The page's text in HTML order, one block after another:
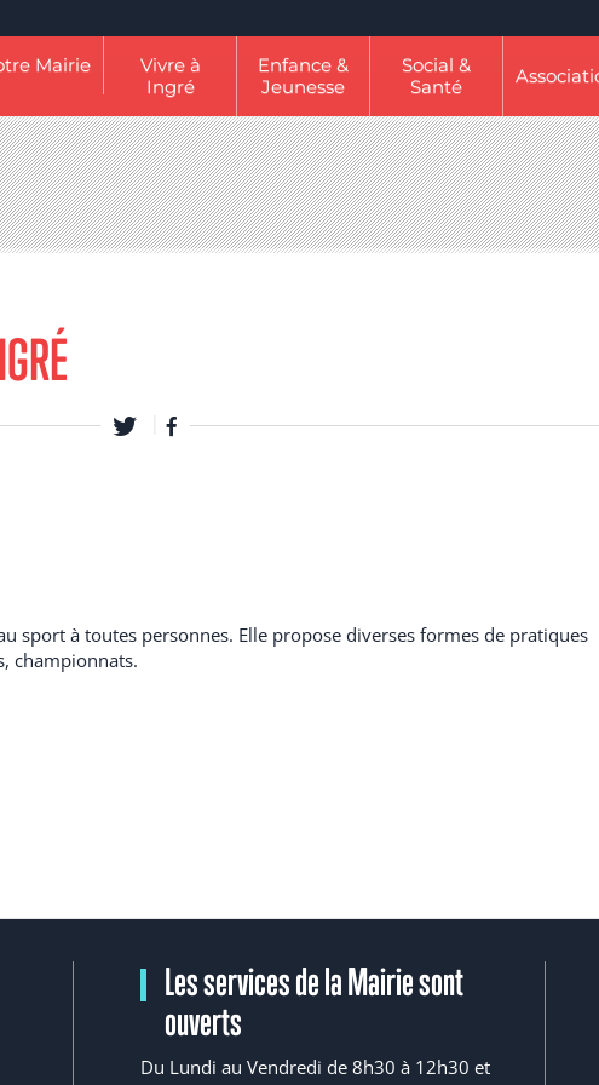
Mairie
Vivre à
Ingré
Enfance &
Jeunesse
Social &
Santé
sport à toutes personnes. Elle propose diverses formes de pratiques
championnats.
Les services de la Mairie sont
ouverts
Du Lundi au Vendredi de 8h30 à 12h30 et